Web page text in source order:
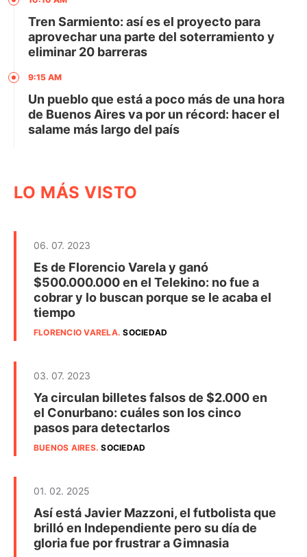
Tren Sarmiento: así es el proyecto para
aprovechar una parte del soterramiento y
eliminar 20 barreras
9:15 AM
Un pueblo que está a poco más de una hora
de Buenos Aires va por un récord: hacer el
salame más largo del país
LO MÁS VISTO
06. 07. 2023
Es de Florencio Varela y ganó
$500.000.000 en el Telekino: no fue a
cobrar y lo buscan porque se le acaba el
tiempo
FLORENCIO VARELA.SOCIEDAD
03. 07. 2023
Ya circulan billetes falsos de $2.000 en
el Conurbano: cuáles son los cinco
pasos para detectarlos
BUENOS AIRES.SOCIEDAD
01. 02. 2025
Así está Javier Mazzoni, el futbolista que
brilló en Independiente pero su día de
gloria fue por frustrar a Gimnasia